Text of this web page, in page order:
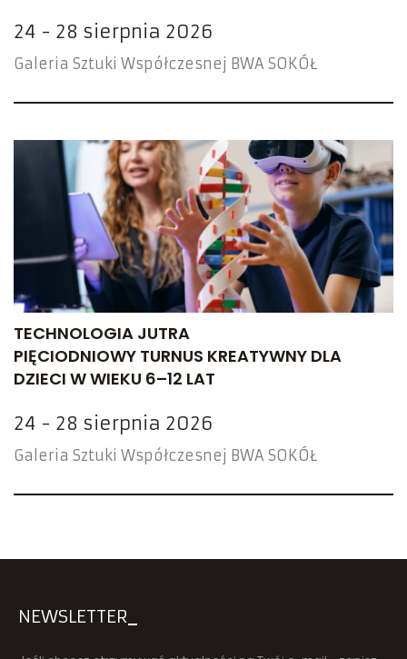
24 - 28 sierpnia 2026
Galeria Sztuki Współczesnej BWA SOKÓŁ
TECHNOLOGIA JUTRA
PIĘCIODNIOWY TURNUS KREATYWNY DLA
DZIECI W WIEKU 6–12 LAT
24 - 28 sierpnia 2026
Galeria Sztuki Współczesnej BWA SOKÓŁ
NEWSLETTER